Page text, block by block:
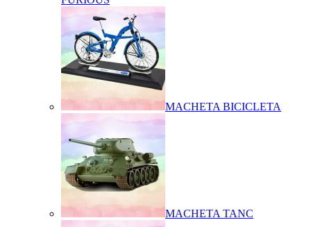
MACHETA BICICLETA
MACHETA TANC